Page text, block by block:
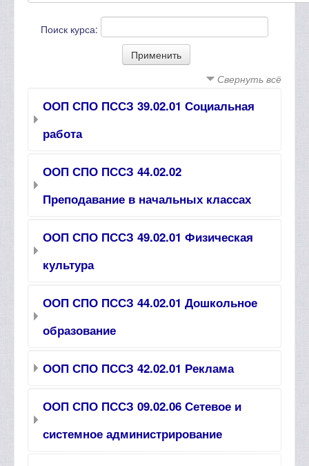
Поиск курса:
Свернуть всё
ООП СПО ПССЗ 39.02.01 Социальная
работа
ООП СПО ПССЗ 44.02.02
Преподавание в начальных классах
ООП СПО ПССЗ 49.02.01 Физическая
культура
ООП СПО ПССЗ 44.02.01 Дошкольное
образование
ООП СПО ПССЗ 42.02.01 Реклама
ООП СПО ПССЗ 09.02.06 Сетевое и
системное администрирование